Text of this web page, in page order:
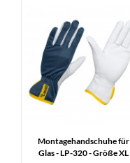
Montagehandschuhe für
Glas - LP-320 - Größe XL